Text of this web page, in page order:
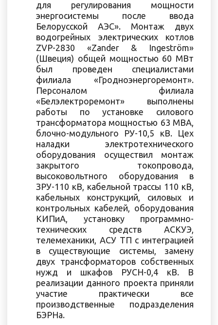
для регулирования мощности
энергосистемы после ввода
Белорусской АЭС». Монтаж двух
водогрейных электрических котлов
ZVP-2830 «Zander & Ingeström»
(Швеция) общей мощностью 60 МВт
был проведен специалистами
филиала «Гродноэнергоремонт».
Персоналом филиала
«Белэлектроремонт» выполнены
работы по установке силового
трансформатора мощностью 63 МВА,
блочно-модульного РУ-10,5 кВ. Цех
наладки электротехнического
оборудования осуществил монтаж
закрытого токопровода,
высоковольтного оборудования в
ЗРУ-110 кВ, кабельной трассы 110 кВ,
кабельных конструкций, силовых и
контрольных кабелей, оборудования
КИПиА, установку программно-
технических средств АСКУЭ,
телемеханики, АСУ ТП с интеграцией
в существующие системы, замену
двух трансформаторов собственных
нужд и шкафов РУСН-0,4 кВ. В
реализации данного проекта приняли
участие практически все
производственные подразделения
БЭРНа.